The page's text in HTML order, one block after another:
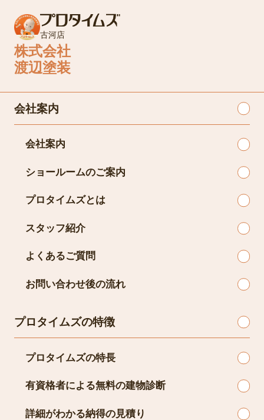
古河店
株式会社
渡辺塗装
会社案内
会社案内
ショールームのご案内
プロタイムズとは
スタッフ紹介
よくあるご質問
お問い合わせ後の流れ
プロタイムズの特徴
プロタイムズの特長
有資格者による無料の建物診断
詳細がわかる納得の見積り